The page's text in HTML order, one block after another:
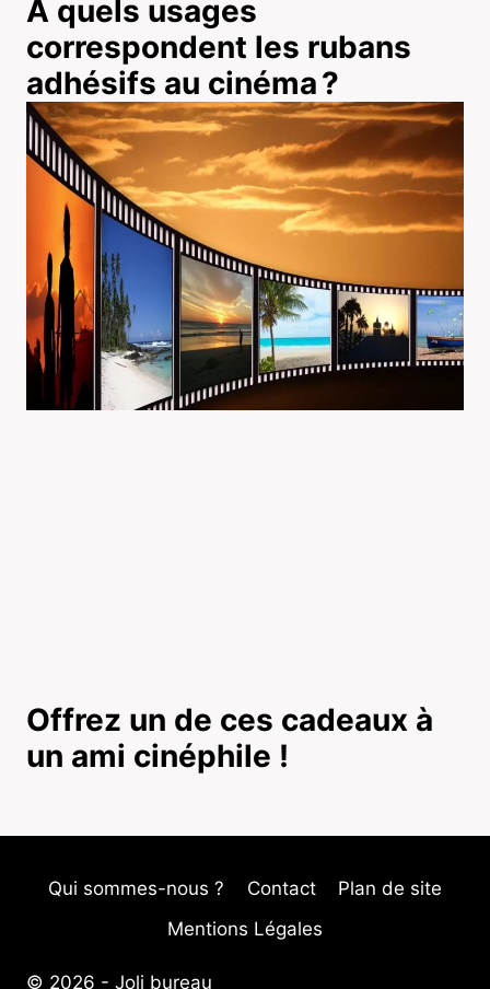
À quels usages
correspondent les rubans
adhésifs au cinéma ?
Offrez un de ces cadeaux à
un ami cinéphile !
Qui sommes-nous ? Contact
Plan de site
Mentions Légales
© 2026 - Joli bureau